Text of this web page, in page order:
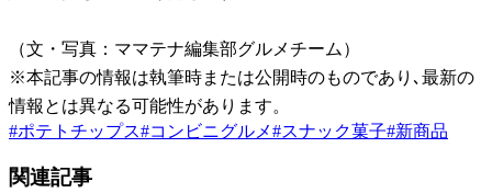
（文・写真：ママテナ編集部グルメチーム）
※本記事の情報は執筆時または公開時のものであり､最新の
情報とは異なる可能性があります。
#ポテトチップス#コンビニグルメ#スナック菓子#新商品
関連記事